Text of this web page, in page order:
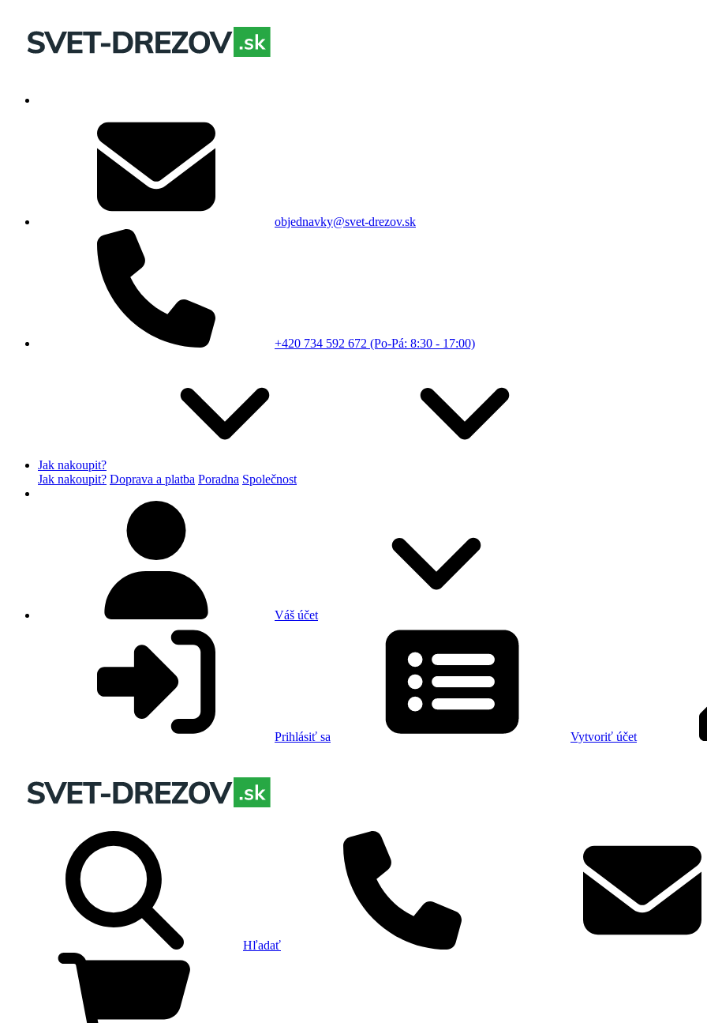
objednavky@svet-drezov.sk
+420 734 592 672 (Po-Pá: 8:30 - 17:00)
Jak nakoupit?
Jak nakoupit? Doprava a platba Poradna Společnost
Váš účet
Prihlásiť sa Vytvoriť účet
Hľadať